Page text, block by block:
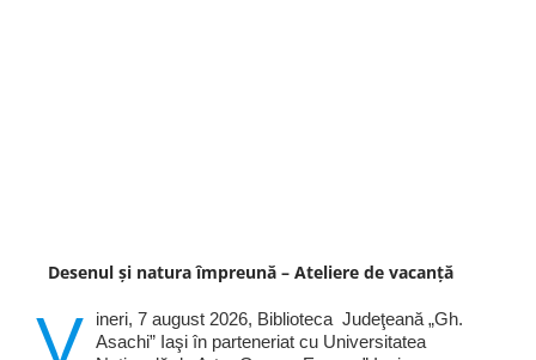
Desenul și natura împreună – Ateliere de vacanță
V
ineri, 7 august 2026, Biblioteca Judeţeană „Gh.
Asachi” Iaşi în parteneriat cu Universitatea